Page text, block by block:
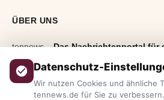
ÜBER UNS
tennews –Das Nachrichtenportal für
Bayern.
Aktuelle News, Hintergründe,
aus allen Regionen, Städten und
Blaulicht, von Kultur bis Sport, von
Datenschutz-
Wir nutzen Cookies und ähnliche
tennews.de für Sie zu